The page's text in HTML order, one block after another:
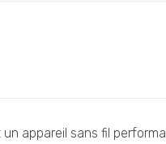
un appareil sans fil